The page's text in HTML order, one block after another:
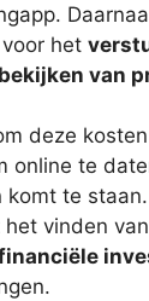
het
bekijken van
deze
online te
komt te
vinden